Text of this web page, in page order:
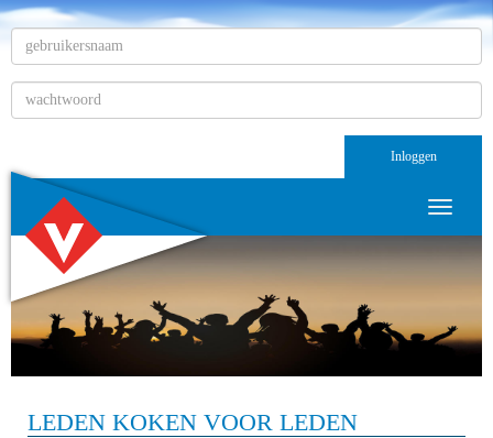
Inloggen
Toggle
LEDEN KOKEN VOOR LEDEN